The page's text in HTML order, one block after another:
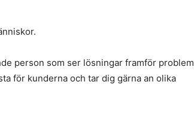
person som ser lösningar framför problem
för kunderna och tar dig gärna an olika